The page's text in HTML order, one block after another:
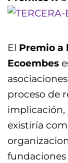
El Premio a
Ecoembes
proceso de
implicación,
existiría
fundaciones